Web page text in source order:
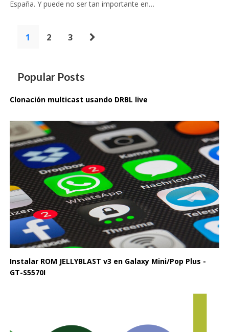
España. Y puede no ser tan importante en…
Paginación
1 2 3
Popular Posts
Clonación multicast usando DRBL live
Instalar ROM JELLYBLAST v3 en Galaxy Mini/Pop Plus -
GT-S5570I